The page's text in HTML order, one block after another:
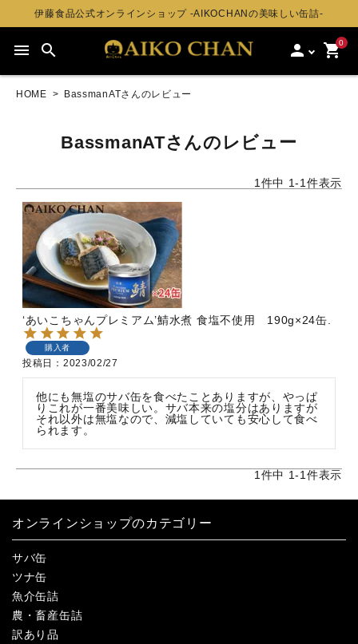
伊藤食品公式オンラインショップ -AIKOCHANの美味しい缶詰-
menu search person 0
shopping_cart
HOME BassmanATさんのレビュー
BassmanATさんのレビュー
1 件中 1-1 件表示
‘あいこちゃんプレミアム’鯖水煮 食塩不使用 190g×24缶.
購入者
投稿日 2023/02/27
他にも無塩のサバ缶を食べたことありますが、やっぱ
りこれが一番美味しい。サバ本来の塩分はありますが
それ以外は無塩なので、減塩していても安心して食べ
られます。
1 件中 1-1 件表示
オンラインショップのカテゴリー
サバ缶
ツナ缶
魚介缶詰
農・畜産缶詰
訳あり品